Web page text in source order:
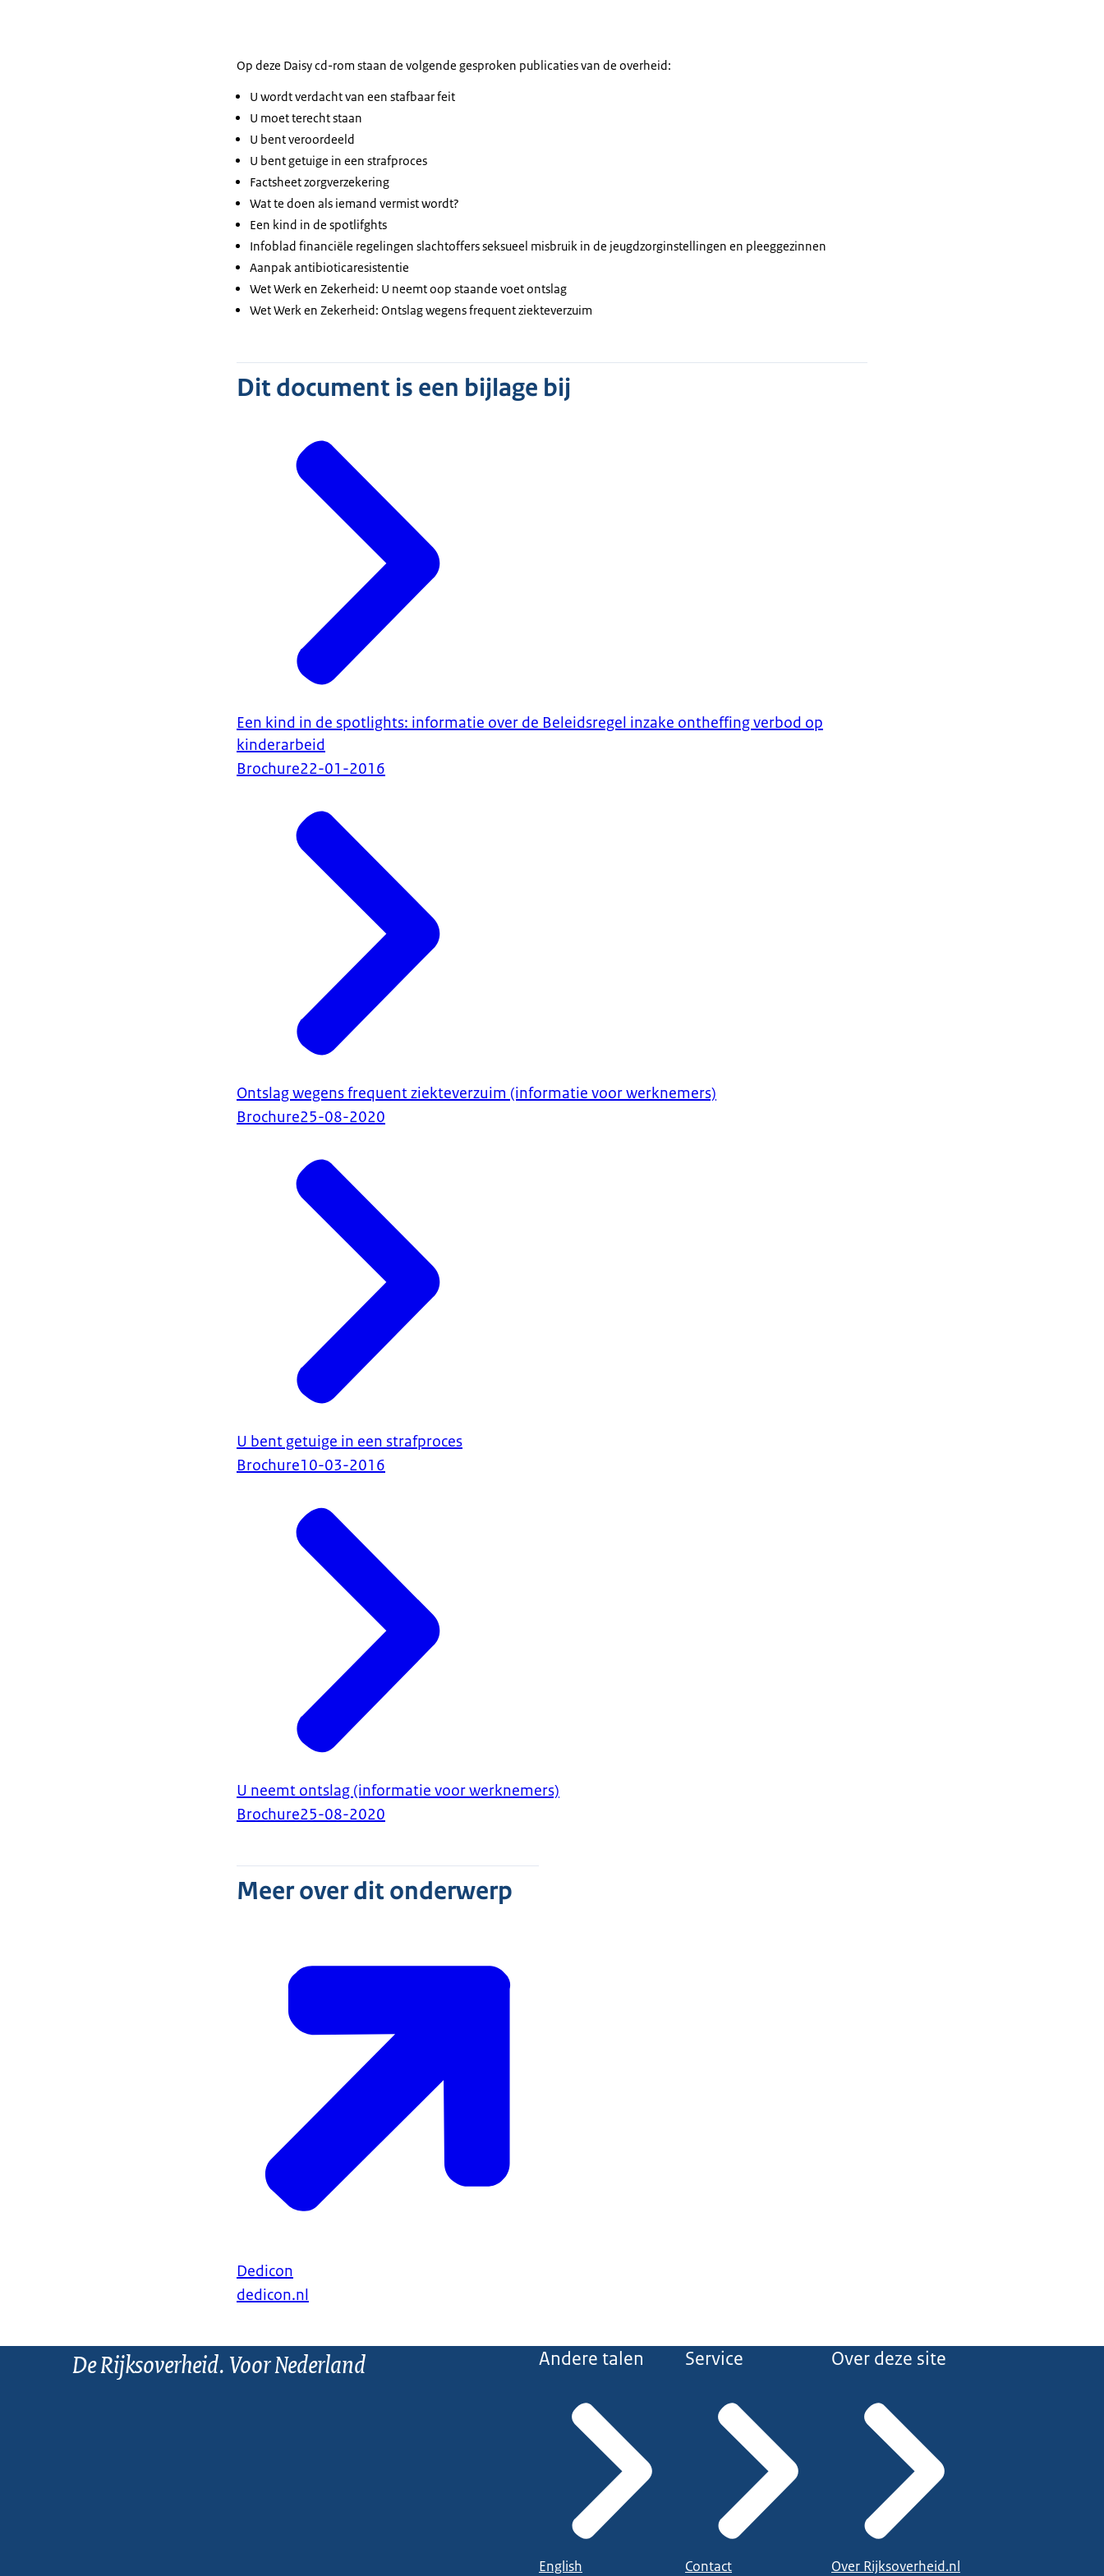
Op deze Daisy cd-rom staan de volgende gesproken publicaties van de overheid:
U wordt verdacht van een stafbaar feit
U moet terecht staan
U bent veroordeeld
U bent getuige in een strafproces
Factsheet zorgverzekering
Wat te doen als iemand vermist wordt?
Een kind in de spotlifghts
Infoblad financiële regelingen slachtoffers seksueel misbruik in de jeugdzorginstellingen en pleeggezinnen
Aanpak antibioticaresistentie
Wet Werk en Zekerheid: U neemt oop staande voet ontslag
Wet Werk en Zekerheid: Ontslag wegens frequent ziekteverzuim
Dit document is een bijlage bij
Een kind in de spotlights: informatie over de Beleidsregel inzake ontheffing verbod op
kinderarbeid
Brochure22-01-2016
Ontslag wegens frequent ziekteverzuim (informatie voor werknemers)
Brochure25-08-2020
U bent getuige in een strafproces
Brochure10-03-2016
U neemt ontslag (informatie voor werknemers)
Brochure25-08-2020
Meer over dit onderwerp
Dedicon
dedicon.nl
De Rijksoverheid. Voor Nederland Andere talen
English
Service
Contact
Over deze site
Over Rijksoverheid.nl